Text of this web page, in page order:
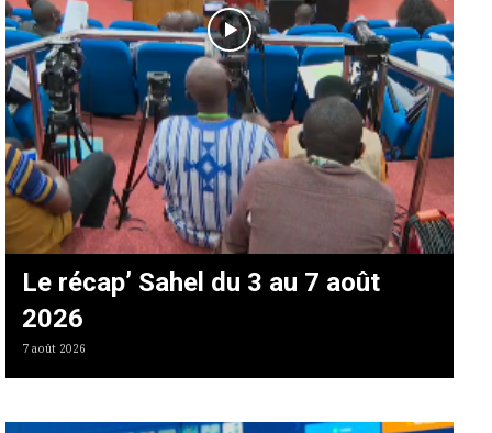
Le récap’ Sahel du 3 au 7 août
2026
7 août 2026